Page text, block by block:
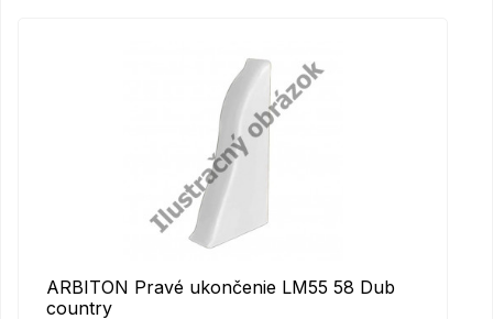
ARBITON Pravé ukončenie LM55 58 Dub
country